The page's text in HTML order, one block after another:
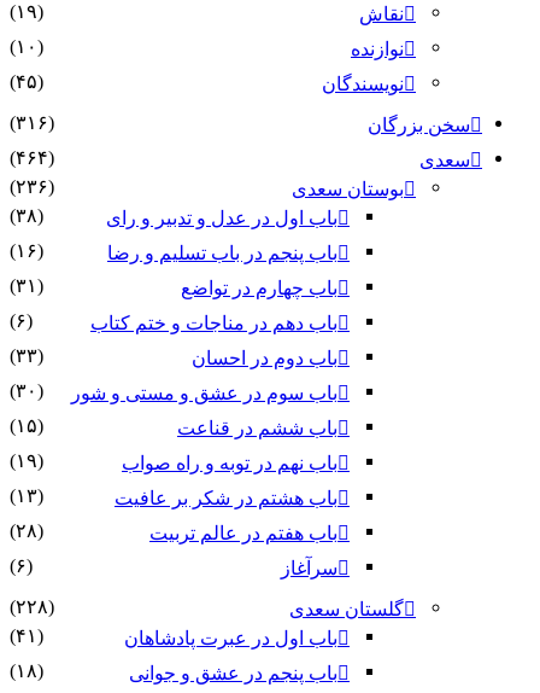
نقاش
(۱۹)
نوازنده
(۱۰)
نویسندگان
(۴۵)
سخن بزرگان
(۳۱۶)
سعدی
(۴۶۴)
بوستان سعدی
(۲۳۶)
باب اول در عدل و تدبیر و رای
(۳۸)
باب پنجم در باب تسلیم و رضا
(۱۶)
باب چهارم در تواضع
(۳۱)
باب دهم در مناجات و ختم کتاب
(۶)
باب دوم در احسان
(۳۳)
باب سوم در عشق و مستی و شور
(۳۰)
باب ششم در قناعت
(۱۵)
باب نهم در توبه و راه صواب
(۱۹)
باب هشتم در شکر بر عافیت
(۱۳)
باب هفتم در عالم تربیت
(۲۸)
سرآغاز
(۶)
گلستان سعدی
(۲۲۸)
باب اول در عبرت پادشاهان
(۴۱)
باب پنجم در عشق و جوانى
(۱۸)